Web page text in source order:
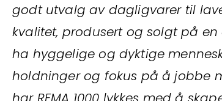
godt utvalg av dagligvarer til
kvalitet, produsert og solgt på
ha hyggelige og dyktige
holdninger og fokus på å jobbe